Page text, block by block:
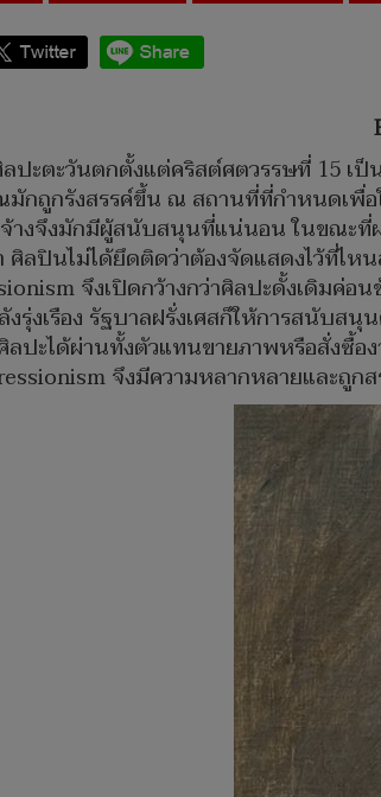
ปะตะวันตกตั้งแต่คริสต์ศตวรรษที่ 15 เ
มักถูกรังสรรค์ขึ้น ณ สถานที่ที่กำหนดเพื่
างจึงมักมีผู้สนับสนุนที่แน่นอน ในขณะที่
ศิลปินไม่ได้ยึดติดว่าต้องจัดแสดงไว้ที่ไ
จึงเปิดกว้างกว่าศิลปะดั้งเดิมค่อ
งรุ่งเรือง รัฐบาลฝรั่งเศสก็ให้การสนับ
ปะได้ผ่านทั้งตัวแทนขายภาพหรือสั่งซื้อ
จึงมีความหลากหลายและถูก